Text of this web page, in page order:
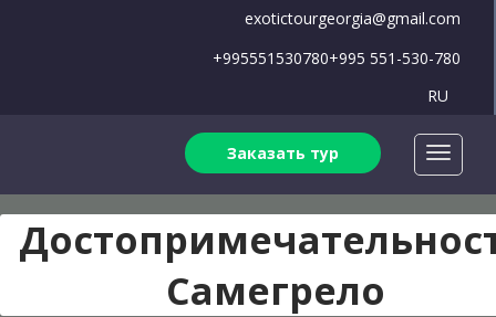
exotictourgeorgia@gmail.com
+995551530780+995 551-530-780
RU
Заказать тур
Самегрело